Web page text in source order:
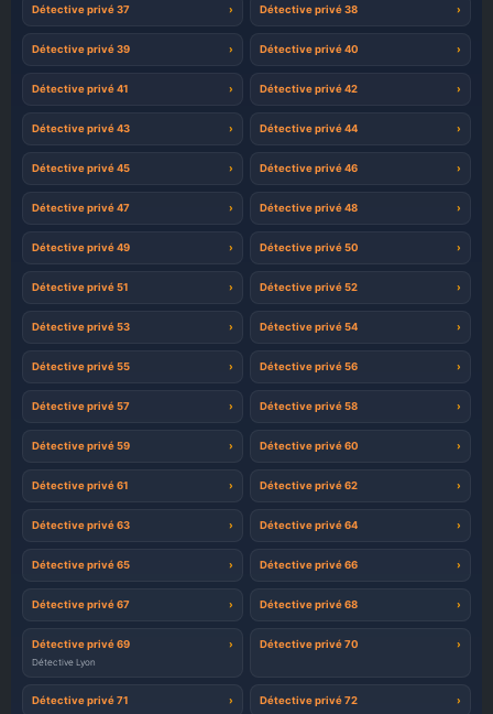
Détective privé 37 Détective privé 38
Détective privé 39 Détective privé 40
Détective privé 41 Détective privé 42
Détective privé 43 Détective privé 44
Détective privé 45 Détective privé 46
Détective privé 47 Détective privé 48
Détective privé 49 Détective privé 50
Détective privé 51 Détective privé 52
Détective privé 53 Détective privé 54
Détective privé 55 Détective privé 56
Détective privé 57 Détective privé 58
Détective privé 59 Détective privé 60
Détective privé 61 Détective privé 62
Détective privé 63 Détective privé 64
Détective privé 65 Détective privé 66
Détective privé 67 Détective privé 68
Détective privé 69
Détective Lyon
Détective privé 70
Détective privé 71 Détective privé 72